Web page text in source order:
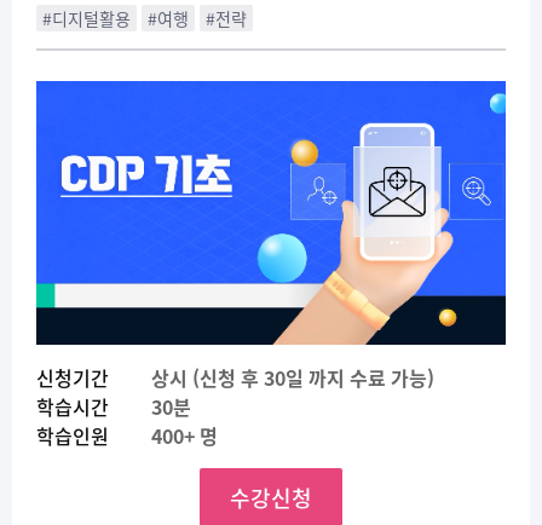
#디지털활용
#여행 #전략
신청기간
상시 (신청 후 30일 까지 수료 가능)
학습시간
30분
학습인원
400+ 명
수강신청